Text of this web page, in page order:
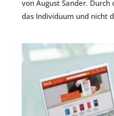
von August Sander. Durch
das Individuum und nicht